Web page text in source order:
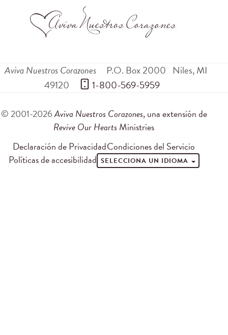
Aviva Nuestros Corazones P.O. Box 2000 Niles,MI
49120
1-800-569-5959
© 2001-2026Aviva Nuestros Corazones, una extensión de
Revive Our Hearts Ministries
Declaración de PrivacidadCondiciones del Servicio
Políticas de accesibilidad SELECCIONA UN IDIOMA